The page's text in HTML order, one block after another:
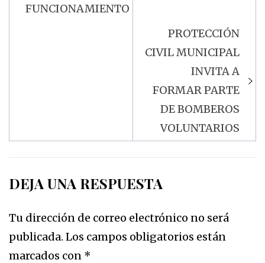
FUNCIONAMIENTO
PROTECCIÓN
CIVIL MUNICIPAL
INVITA A
FORMAR PARTE
DE BOMBEROS
VOLUNTARIOS
DEJA UNA RESPUESTA
Tu dirección de correo electrónico no será
publicada. Los campos obligatorios están
marcados con *